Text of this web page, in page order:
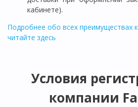
кабинете).
Подробнее обо всех преимуществах
читайте здесь
Условия
компании